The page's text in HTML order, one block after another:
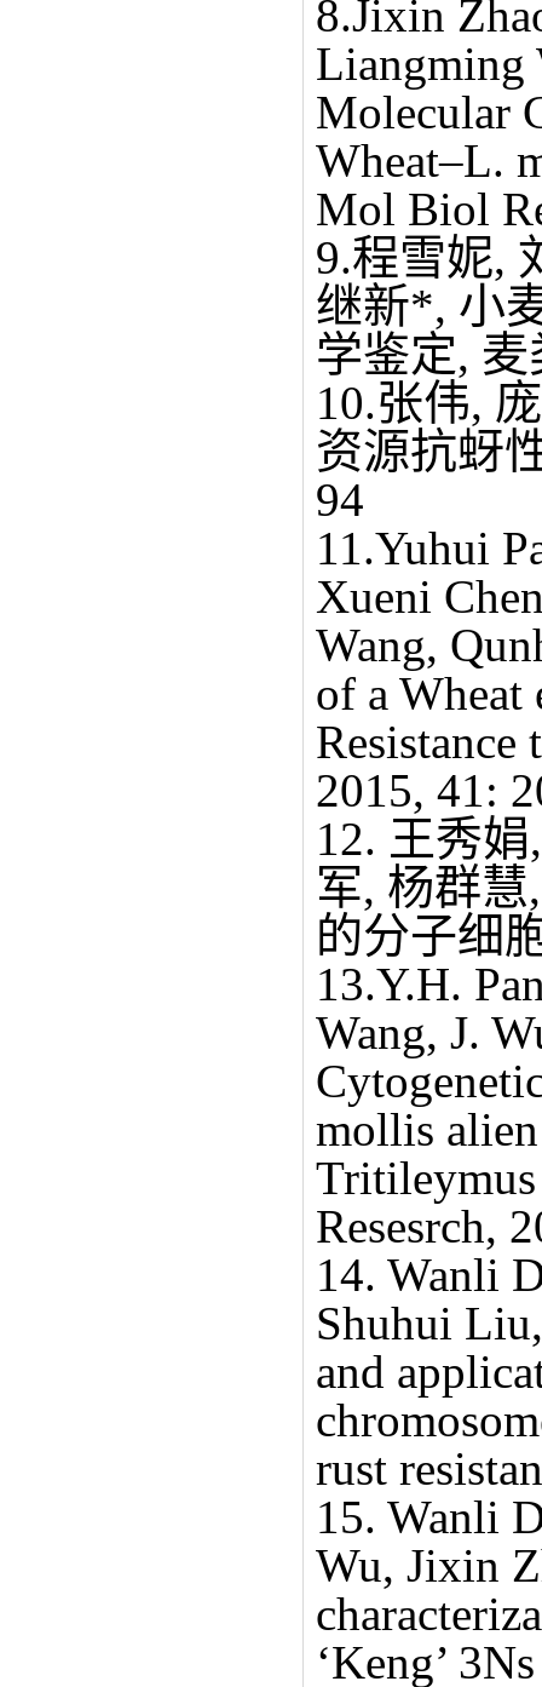
8.Jixin
Liangming
Molecular
Wheat–L.
Mol Biol
9.程雪妮,
继新*, 小
学鉴定, 麦
10.张伟,
资源抗蚜
94
11.Yuhui
Xueni
Wang,
of a
Resistance
2015, 41:
12. 王秀
军, 杨群
的分子细
13.Y.H.
Wang, J.
mollis
Resesrch,
14. Wanli
Shuhui
and
rust
15. Wanli
Wu, Jixin
‘Keng’